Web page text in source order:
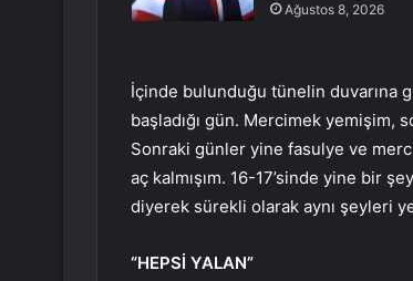
Ağustos 8, 2026
İçinde bulunduğu tünelin duvarına
başladığı gün. Mercimek yemişim,
Sonraki günler yine fasulye ve
aç kalmışım. 16-17’sinde yine bir
diyerek sürekli olarak aynı şeyleri
“HEPSİ YALAN”